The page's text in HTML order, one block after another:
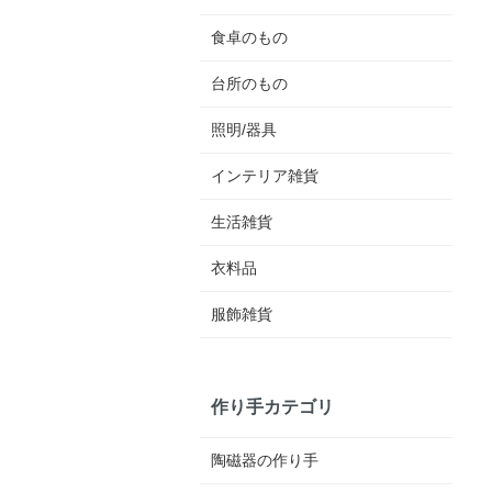
食卓のもの
台所のもの
照明/器具
インテリア雑貨
生活雑貨
衣料品
服飾雑貨
作り手カテゴリ
陶磁器の作り手